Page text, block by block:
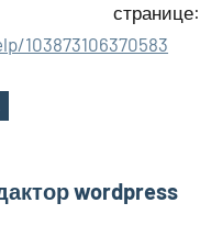
103873106370583
wordpress